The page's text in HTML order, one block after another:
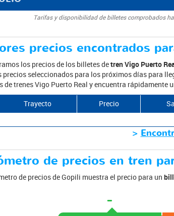
Tarifas y disponibilidad de billetes comprobados
precios encontrados
los precios de los billetes detren Vigo Puerto
precios seleccionados para los próximos días para
de trenes Vigo Puerto Real y encuentra rápidamente
Trayecto
Precio
>
de precios en tren
de precios de Gopili muestra el precio para un
-